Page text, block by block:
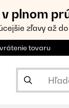
plnom
zľavy až do
tovaru